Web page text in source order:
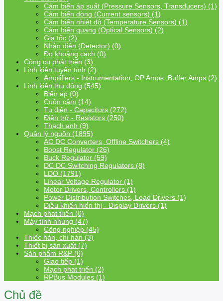
Cảm biến áp suất (Pressure Sensors, Transducers) (1)
Cảm biến dòng (Current sensors) (1)
Cảm biến nhiệt độ (Temperature Sensors) (1)
Cảm biến quang (Optical Sensors) (2)
Gia tốc (2)
Nhận diện (Detector) (0)
Đo khoảng cách (0)
Công cụ phát triển (3)
Linh kiện tuyến tính (2)
Amplifiers - Instrumentation, OP Amps, Buffer Amps (2)
Linh kiện thụ động (545)
Biến áp (0)
Cuộn cảm (14)
Tụ điện - Capacitors (272)
Điện trở - Resistors (250)
Thạch anh (9)
Quản lý nguồn (1895)
AC DC Converters, Offline Switchers (4)
Boost Regulator (26)
Buck Regulator (59)
DC DC Switching Regulators (8)
LDO (1791)
Linear Voltage Regulator (1)
Motor Drivers, Controllers (1)
Power Distribution Switches, Load Drivers (1)
Điều khiển hiển thị - Display Drivers (1)
Mạch phát triển (0)
Máy tính nhúng (47)
Công nghiệp (45)
Thiếc hàn, chì hàn (3)
Thiết bị sản xuất (7)
Sản phẩm R&P (6)
Giao tiếp (1)
Mạch phát triển (2)
RPBus Modules (1)
Chủ đề